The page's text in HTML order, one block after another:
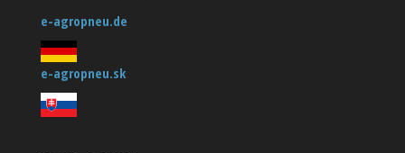
e-agropneu.de
e-agropneu.sk